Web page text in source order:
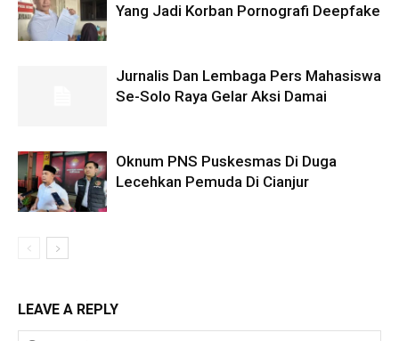
Yang Jadi Korban Pornografi Deepfake
Jurnalis Dan Lembaga Pers Mahasiswa
Se-Solo Raya Gelar Aksi Damai
Oknum PNS Puskesmas Di Duga
Lecehkan Pemuda Di Cianjur
LEAVE A REPLY